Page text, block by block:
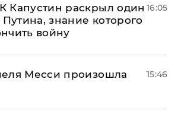
Капустин раскрыл один
знание которого
войну
16:05
Месси произошла
15:46